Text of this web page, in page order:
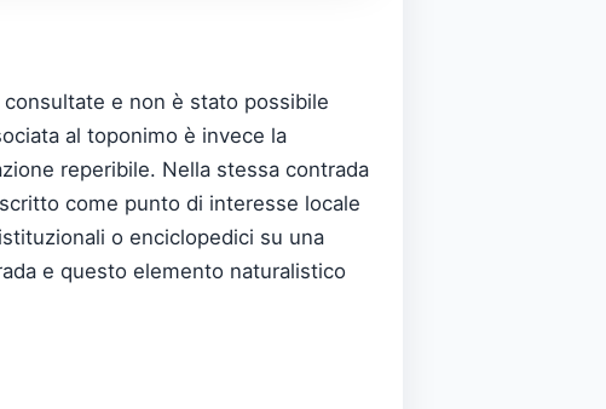
e non è stato possibile
al toponimo è invece la
reperibile. Nella stessa contrada
come punto di interesse locale
o enciclopedici su una
e questo elemento naturalistico